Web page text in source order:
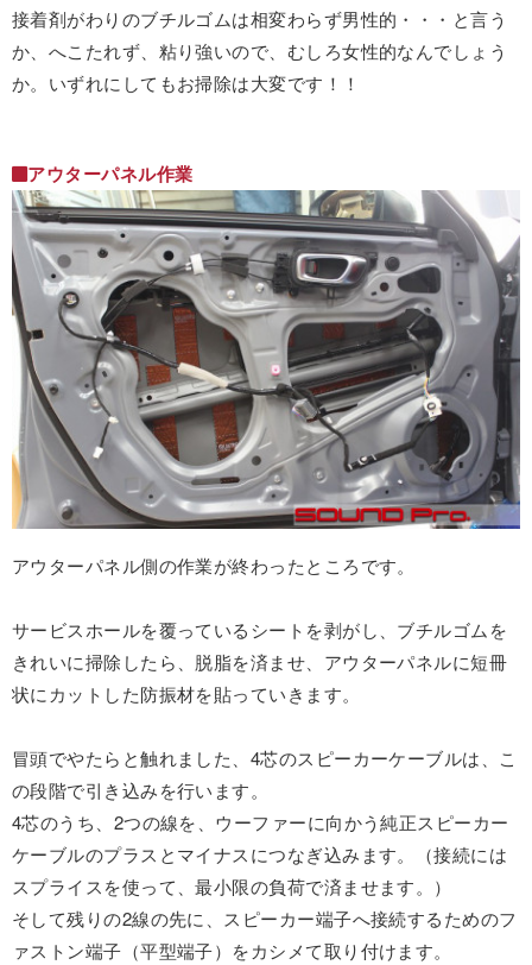
接着剤がわりのブチルゴムは相変わらず男性的・・・と言う
か、へこたれず、粘り強いので、むしろ女性的なんでしょう
か。いずれにしてもお掃除は大変です！！
アウターパネル作業
アウターパネル側の作業が終わったところです。
サービスホールを覆っているシートを剥がし、ブチルゴムを
きれいに掃除したら、脱脂を済ませ、アウターパネルに短冊
状にカットした防振材を貼っていきます。
冒頭でやたらと触れました、4芯のスピーカーケーブルは、こ
の段階で引き込みを行います。
4芯のうち、2つの線を、ウーファーに向かう純正スピーカー
ケーブルのプラスとマイナスにつなぎ込みます。（接続には
スプライスを使って、最小限の負荷で済ませます。）
そして残りの2線の先に、スピーカー端子へ接続するためのフ
ァストン端子（平型端子）をカシメて取り付けます。